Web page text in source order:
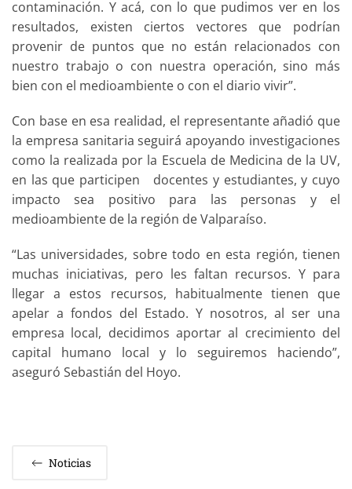
contaminación. Y acá, con lo que pudimos ver en los
resultados, existen ciertos vectores que podrían
provenir de puntos que no están relacionados con
nuestro trabajo o con nuestra operación, sino más
bien con el medioambiente o con el diario vivir”.
Con base en esa realidad, el representante añadió que
la empresa sanitaria seguirá apoyando investigaciones
como la realizada por la Escuela de Medicina de la UV,
en las que participen docentes y estudiantes, y cuyo
impacto sea positivo para las personas y el
medioambiente de la región de Valparaíso.
“Las universidades, sobre todo en esta región, tienen
muchas iniciativas, pero les faltan recursos. Y para
llegar a estos recursos, habitualmente tienen que
apelar a fondos del Estado. Y nosotros, al ser una
empresa local, decidimos aportar al crecimiento del
capital humano local y lo seguiremos haciendo”,
aseguró Sebastián del Hoyo.
Noticias